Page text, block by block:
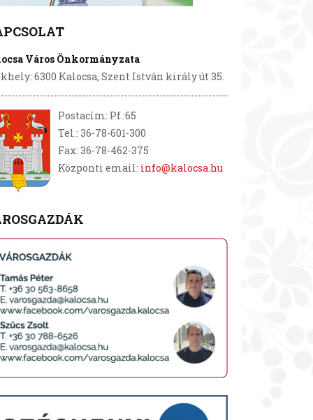
Város Önkormányzata
6300 Kalocsa, Szent István király út 35.
Postacím: Pf.:65
Tel.: 36-78-601-300
Fax: 36-78-462-375
Központi email: info@kalocsa.hu